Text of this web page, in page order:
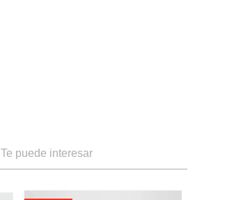
Te puede interesar